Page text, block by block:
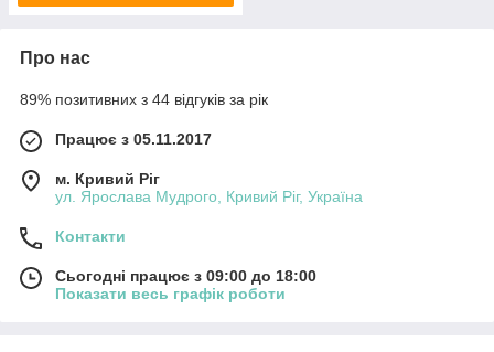
Про нас
89% позитивних з 44 відгуків за рік
Працює з 05.11.2017
м. Кривий Ріг
ул. Ярослава Мудрого, Кривий Ріг, Україна
Контакти
Сьогодні працює з 09:00 до 18:00
Показати весь графік роботи